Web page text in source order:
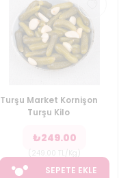
Turşu Market Kornişon
Turşu Kilo
₺249.00
SEPETE EKLE